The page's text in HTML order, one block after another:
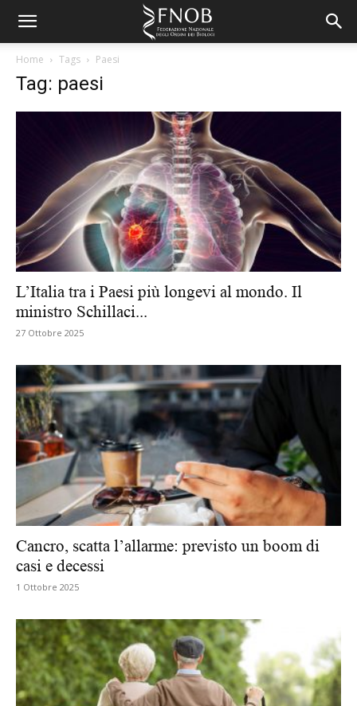
Home Tags Paesi
Tag: paesi
L’Italia tra i Paesi più longevi al mondo. Il
ministro Schillaci...
27 Ottobre 2025
Cancro, scatta l’allarme: previsto un boom di
casi e decessi
1 Ottobre 2025